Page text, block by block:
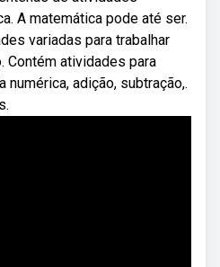
A matemática pode até ser.
variadas para trabalhar
Contém atividades para
adição, subtração,.